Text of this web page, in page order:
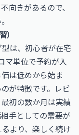
向きがあるので、
は、初心者が在宅
マ単位で予約が入
は低めから始ま
が特徴です。レビ
初の数か月は実績
手としての需要が
より、楽しく続け